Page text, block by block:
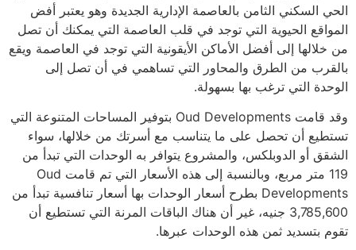
الحي السكني الثامن بالعاصمة الإدارية الجديدة وهو يعتبر أفض
المواقع الحيوية التي توجد في قلب العاصمة التي يمكنك أن تصل
من خلالها إلى أفضل الأماكن الأيقونية التي توجد في العاصمة ويقع
بالقرب من الطرق والمحاور التي تساهمي في أن تصل إلى
الوحدة التي ترغب بها بسهولة.
وقد قامت Oud Developments بتوفير المساحات المتنوعة التي
تستطيع أن تحصل على ما يتناسب مع أسرتك من خلالها، سواء
الشقق أو الدوبلكس، والمشروع يتوافر به الوحدات التي تبدأ من
119 متر مربع، وبالنسبة إلى هذه الأسعار التي تم قامت Oud
Developments بطرح أسعار الوحدات بها أسعار تنافسية تبدأ من
3,785,600 جنيه، غير أن هناك الباقات المرنة التي تستطيع أن
تقوم بتسديد ثمن هذه الوحدات عبرها.